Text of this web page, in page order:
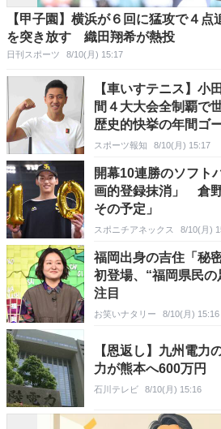
【甲子園】横浜が６回に猛攻で４
を突き放す 織田翔希が熱投
日刊スポーツ 8/10(月) 15:17
【車いすテニス】
間４大大会全制覇で
歴史的快挙の年間ゴ
開練習
スポーツ報知 8/10(月) 15:17
開幕10連勝のソフト
画的登録抹消」 倉
その予定」
スポニチアネックス 8/10(月)
福岡出身の吉住「秘
初登場、“福岡県民
注目
お笑いナタリー 8/10(月) 15:16
【恩返し】九州電力
力が熊本へ600万円
石川テレビ 8/10(月) 15:16